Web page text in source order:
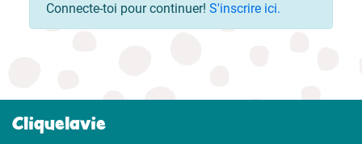
Loisirs
Connecte-toi pour continuer! S'inscrire ici.
Cliquelavie